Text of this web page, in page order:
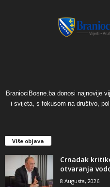
BraniociBosne.ba donosi najnovije
i svijeta, s fokusom na društvo,
Više objava
​Crnadak
otvaranja
8 Augusta, 2026